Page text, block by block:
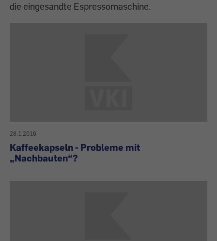
die eingesandte Espressomaschine.
28.1.2016
Kaffeekapseln - Probleme mit
„Nachbauten“?